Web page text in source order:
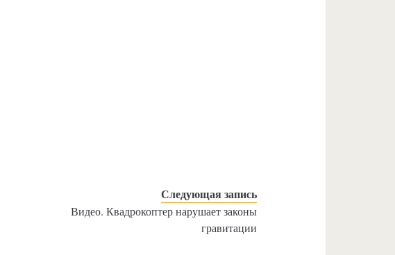
Следующая запись
Видео. Квадрокоптер нарушает законы
гравитации